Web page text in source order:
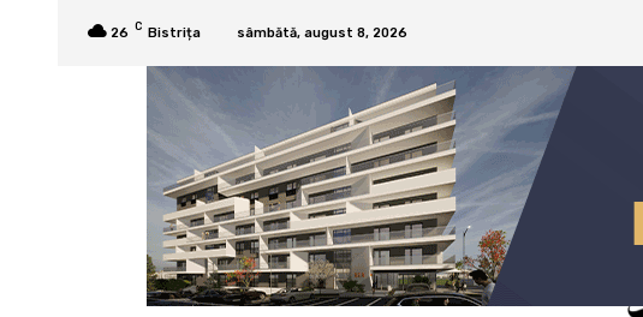
26 C Bistrița sâmbătă, august 8, 2026